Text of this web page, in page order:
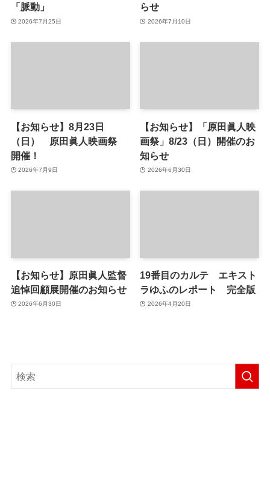
「脈動」
2026年7月25日
らせ
2026年7月10日
【お知らせ】8月23日
（日） 原田眞人映画祭
開催！
2026年7月9日
【お知らせ】「原田眞人映
画祭」8/23（日）開催のお
知らせ
2026年6月30日
【お知らせ】原田眞人監督
追悼回顧展開催のお知らせ
2026年6月30日
19番目のカルテ エキスト
ラゆふのレポート 完全版
2026年4月20日